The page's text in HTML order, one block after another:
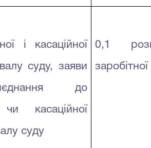
і касаційної
суду, заяви
до
чи касаційної
суду
0,1